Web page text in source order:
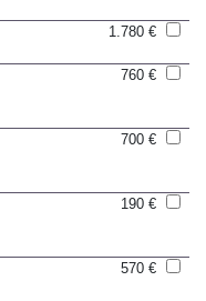
1.780 €
760 €
700 €
190 €
570 €